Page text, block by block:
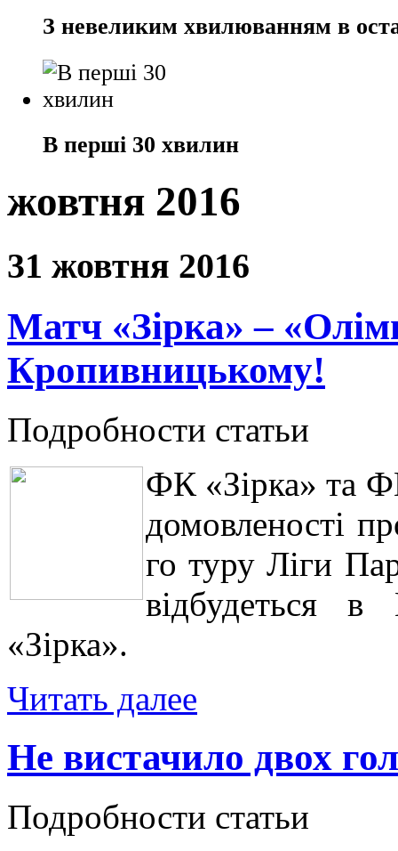
З невеликим хвилюванням в
В перші 30 хвилин
жовтня 2016
31 жовтня 2016
Матч «Зірка» –
Кропивницькому!
Подробности статьи
ФК «Зірка» та
домовленості
го туру Ліги
відбудеться в
«Зірка».
Читать далее
Не вистачило двох
Подробности статьи